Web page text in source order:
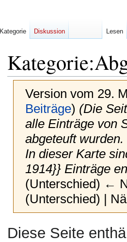
Kategorie:
Version vom 29.
Beiträge) (Die
alle Einträge von
abgeteuft
In dieser Karte
1914}} Einträge
(Unterschied) ←
(Unterschied) |
Navigation
Suche
Diese Seite
Kategorie Diskussion Lesen